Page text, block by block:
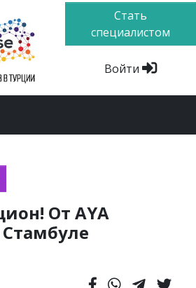
Стать
специалистом
Войти
От AYA